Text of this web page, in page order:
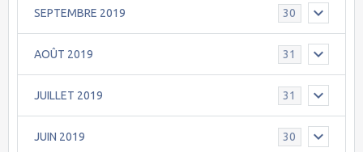
SEPTEMBRE 2019 30
AOÛT 2019 31
JUILLET 2019 31
JUIN 2019 30